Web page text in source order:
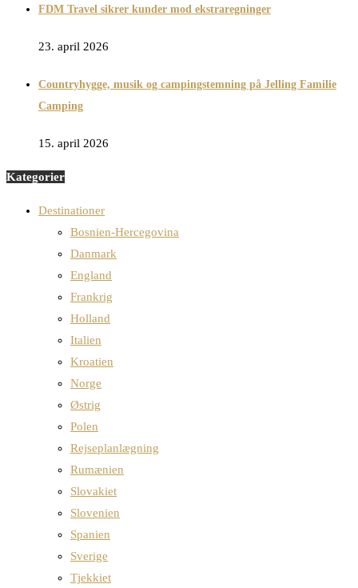
FDM Travel sikrer kunder mod ekstraregninger
23. april 2026
Countryhygge, musik og campingstemning på Jelling Familie
Camping
15. april 2026
Kategorier
Destinationer
Bosnien-Hercegovina
Danmark
England
Frankrig
Holland
Italien
Kroatien
Norge
Østrig
Polen
Rejseplanlægning
Rumænien
Slovakiet
Slovenien
Spanien
Sverige
Tjekkiet